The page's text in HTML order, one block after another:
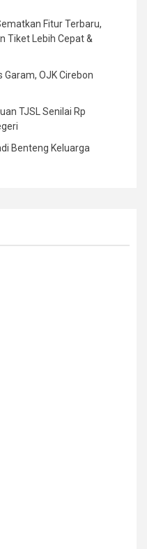
Fitur Terbaru,
Tiket Lebih Cepat &
OJK Cirebon
TJSL Senilai Rp
Benteng Keluarga